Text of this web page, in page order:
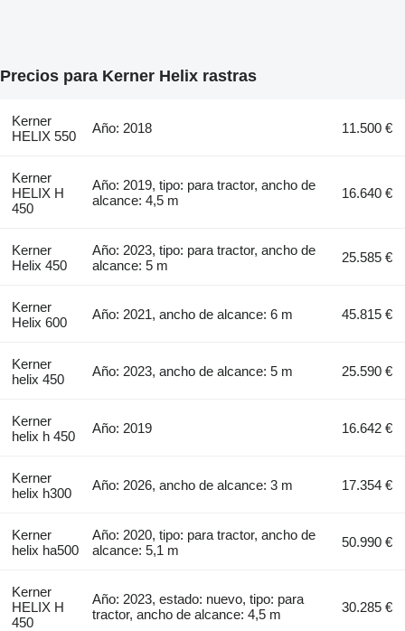
Precios para Kerner Helix rastras
Kerner
HELIX 550
Año: 2018 11.500 €
Kerner
HELIX H
450
Año: 2019, tipo: para tractor, ancho de
alcance: 4,5 m
16.640 €
Kerner
Helix 450
Año: 2023, tipo: para tractor, ancho de
alcance: 5 m
25.585 €
Kerner
Helix 600
Año: 2021, ancho de alcance: 6 m 45.815 €
Kerner
helix 450
Año: 2023, ancho de alcance: 5 m 25.590 €
Kerner
helix h 450
Año: 2019 16.642 €
Kerner
helix h300
Año: 2026, ancho de alcance: 3 m 17.354 €
Kerner
helix ha500
Año: 2020, tipo: para tractor, ancho de
alcance: 5,1 m
50.990 €
Kerner
HELIX H
450
Año: 2023, estado: nuevo, tipo: para
tractor, ancho de alcance: 4,5 m
30.285 €